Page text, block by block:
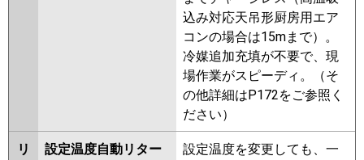
込み対応天吊形厨房用エア
コンの場合は15mまで）。
冷媒追加充填が不要で、現
場作業がスピーディ。（そ
の他詳細はP172をご参照く
ださい）
リ
設定温度自動リター
設定温度を変更しても、一